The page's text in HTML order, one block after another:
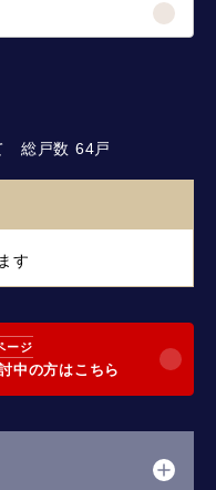
総戸数 64戸
す
ージ
中の方はこちら